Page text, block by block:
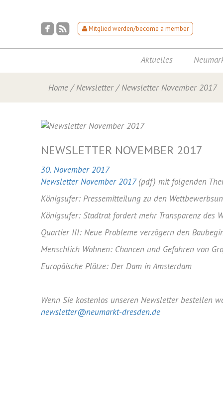
Mitglied werden/become a member
Aktuelles
Home / Newsletter / Newsletter November 2017
NEWSLETTER NOVEMBER 2017
30. November 2017
Newsletter November 2017(pdf) mit folgenden
Königsufer: Pressemitteilung zu den
Königsufer: Stadtrat fordert mehr Transparenz des
Quartier III: Neue Probleme verzögern den
Menschlich Wohnen: Chancen und Gefahren von
Europäische Plätze: Der Dam in Amsterdam
Wenn Sie kostenlos unseren Newsletter bestellen
newsletter@neumarkt-dresden.de